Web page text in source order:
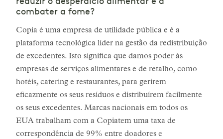
combater a fome?
Copia é uma empresa de utilidade pública e é a
plataforma tecnológica líder na gestão da redistribuição
de excedentes. Isto significa que damos poder às
empresas de serviços alimentares e de retalho, como
hotéis, catering e restaurantes, para gerirem
eficazmente os seus resíduos e distribuírem facilmente
os seus excedentes. Marcas nacionais em todos os
EUA trabalham com a Copiatem uma taxa de
correspondência de 99% entre doadores e